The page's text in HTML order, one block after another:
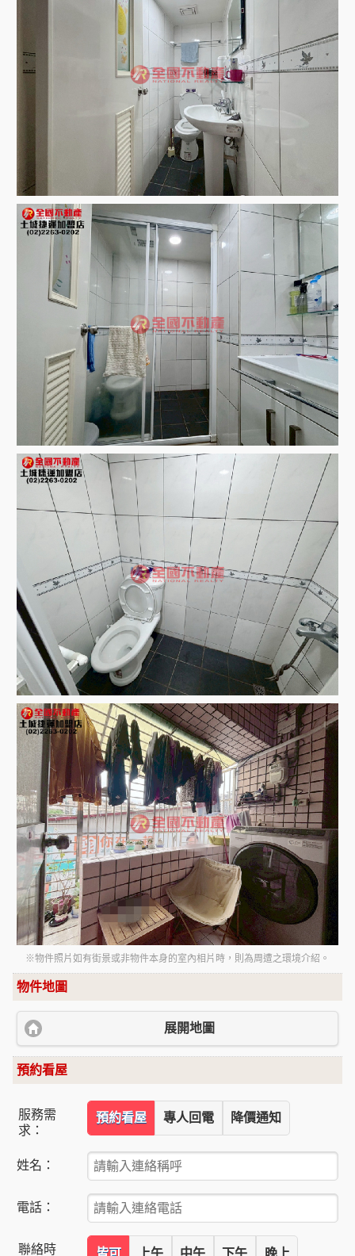
※物件照片如有街景或非物件本身的室內相片時，則為周遭之環境介紹。
物件地圖
展開地圖
預約看屋
服務需
求：
預約看屋 專人回電 降價通知
姓名：
電話：
聯絡時 皆可 上午 中午 下午 晚上